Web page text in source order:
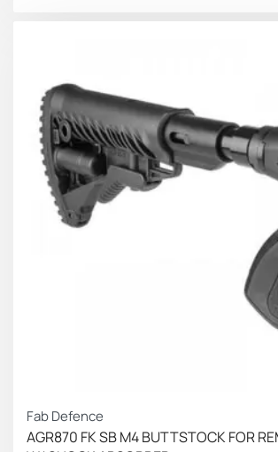
Fab Defence
AGR870 FK SB M4 BUTTSTOCK FOR